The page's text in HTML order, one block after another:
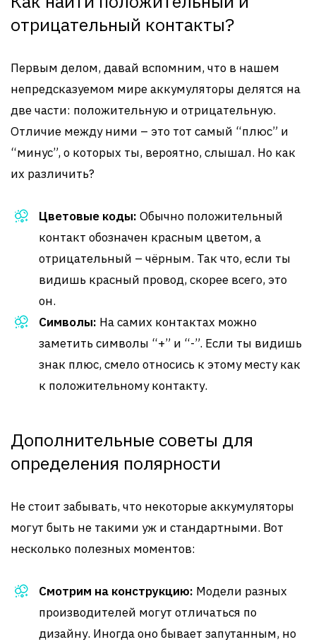
отрицательный контакты?
Первым делом, давай вспомним, что в нашем
непредсказуемом мире аккумуляторы делятся на
две части: положительную и отрицательную.
Отличие между ними – это тот самый “плюс” и
“минус”, о которых ты, вероятно, слышал. Но как
их различить?
Цветовые коды: Обычно положительный
контакт обозначен красным цветом, а
отрицательный – чёрным. Так что, если ты
видишь красный провод, скорее всего, это
он.
Символы: На самих контактах можно
заметить символы “+” и “-”. Если ты видишь
знак плюс, смело относись к этому месту как
к положительному контакту.
Дополнительные советы для
определения полярности
Не стоит забывать, что некоторые аккумуляторы
могут быть не такими уж и стандартными. Вот
несколько полезных моментов:
Смотрим на конструкцию: Модели разных
производителей могут отличаться по
дизайну. Иногда оно бывает запутанным, но